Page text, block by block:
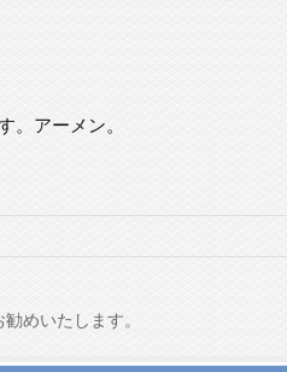
アーメン。
めいたします。